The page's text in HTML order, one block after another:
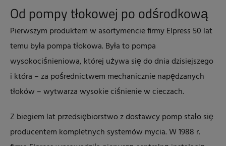
Od pompy tłokowej po odśrodkową
Pierwszym produktem w asortymencie firmy Elpress 50 lat
temu była pompa tłokowa. Była to pompa
wysokociśnieniowa, której używa się do dnia dzisiejszego
i która – za pośrednictwem mechanicznie napędzanych
tłoków – wytwarza wysokie ciśnienie w cieczach.
Z biegiem lat przedsiębiorstwo z dostawcy pomp stało się
producentem kompletnych systemów mycia. W 1988 r.